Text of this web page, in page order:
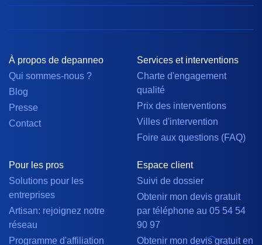
À propos de depanneo
Qui sommes-nous ?
Blog
Presse
Contact
Services et interventions
Charte d'engagement
qualité
Prix des interventions
Villes d'intervention
Foire aux questions (FAQ)
Pour les pros
Solutions pour les
entreprises
Artisan: rejoignez notre
réseau
Programme d'affiliation
Espace client
Suivi de dossier
Obtenir mon devis gratuit
par téléphone au 05 54 54
90 97
Obtenir mon devis gratuit en